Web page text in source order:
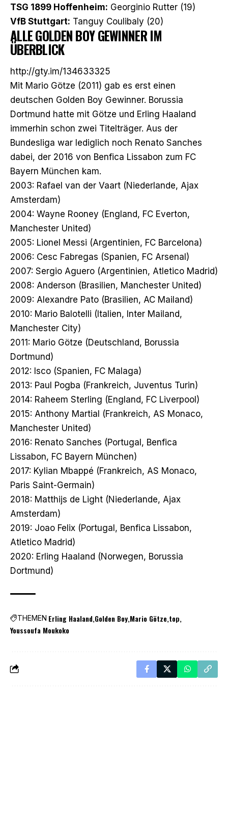
TSG 1899 Hoffenheim: Georginio Rutter (19)
VfB Stuttgart: Tanguy Coulibaly (20)
ALLE GOLDEN BOY GEWINNER IM
ÜBERBLICK
http://gty.im/134633325
Mit Mario Götze (2011) gab es erst einen
deutschen Golden Boy Gewinner. Borussia
Dortmund hatte mit Götze und Erling Haaland
immerhin schon zwei Titelträger. Aus der
Bundesliga war lediglich noch Renato Sanches
dabei, der 2016 von Benfica Lissabon zum FC
Bayern München kam.
2003: Rafael van der Vaart (Niederlande, Ajax
Amsterdam)
2004: Wayne Rooney (England, FC Everton,
Manchester United)
2005: Lionel Messi (Argentinien, FC Barcelona)
2006: Cesc Fabregas (Spanien, FC Arsenal)
2007: Sergio Aguero (Argentinien, Atletico Madrid)
2008: Anderson (Brasilien, Manchester United)
2009: Alexandre Pato (Brasilien, AC Mailand)
2010: Mario Balotelli (Italien, Inter Mailand,
Manchester City)
2011: Mario Götze (Deutschland, Borussia
Dortmund)
2012: Isco (Spanien, FC Malaga)
2013: Paul Pogba (Frankreich, Juventus Turin)
2014: Raheem Sterling (England, FC Liverpool)
2015: Anthony Martial (Frankreich, AS Monaco,
Manchester United)
2016: Renato Sanches (Portugal, Benfica
Lissabon, FC Bayern München)
2017: Kylian Mbappé (Frankreich, AS Monaco,
Paris Saint-Germain)
2018: Matthijs de Light (Niederlande, Ajax
Amsterdam)
2019: Joao Felix (Portugal, Benfica Lissabon,
Atletico Madrid)
2020: Erling Haaland (Norwegen, Borussia
Dortmund)
THEMEN Erling Haaland Golden Boy Mario Götze top
Youssoufa Moukoko